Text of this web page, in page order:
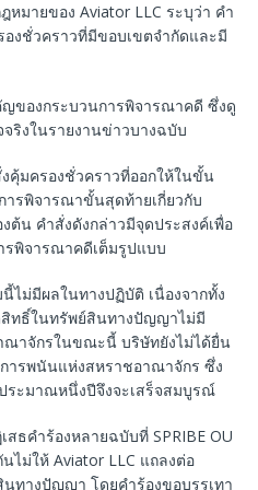
หมายของ Aviator LLC ระบุว่า คำ
งชั่วคราวที่มีขอบเขตจำกัดและมี
ญของกระบวนการพิจารณาคดี ซึ่งดู
ริงในรายงานข่าวบางฉบับ
คุ้มครองชั่วคราวที่ออกให้ในขั้น
รพิจารณาขั้นสุดท้ายเกี่ยวกับ
ต้น คำสั่งดังกล่าวมีจุดประสงค์เพื่อ
รพิจารณาคดีเต็มรูปแบบ
ไม่มีผลในทางปฏิบัติ เนื่องจากทั้ง
ทธิ์ในทรัพย์สินทางปัญญาไม่มี
ณาจักรในขณะนี้ บริษัทยังไม่ได้ยื่น
รพนันแห่งสหราชอาณาจักร ซึ่ง
ระมาณหนึ่งปีจึงจะเสร็จสมบูรณ์
ธคำร้องหลายฉบับที่ SPRIBE OU
ไม่ให้ Aviator LLC แถลงต่อ
ทางปัญญา โดยคำร้องขอบรรเทา